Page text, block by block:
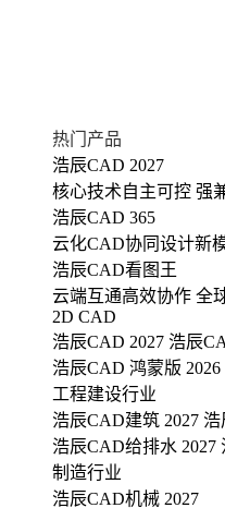
热门产品
浩辰CAD 2027
核心技术自主可控 强
浩辰CAD 365
云化CAD协同设计新
浩辰CAD看图王
云端互通高效协作 全
2D CAD
浩辰CAD 2027 浩辰
浩辰CAD 鸿蒙版 2026
工程建设行业
浩辰CAD建筑 2027 浩
浩辰CAD给排水 2027
制造行业
浩辰CAD机械 2027